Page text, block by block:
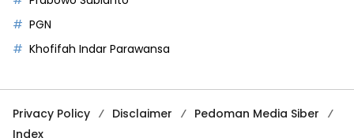
PGN
Khofifah Indar Parawansa
Privacy Policy Disclaimer
Pedoman Media Siber
Index